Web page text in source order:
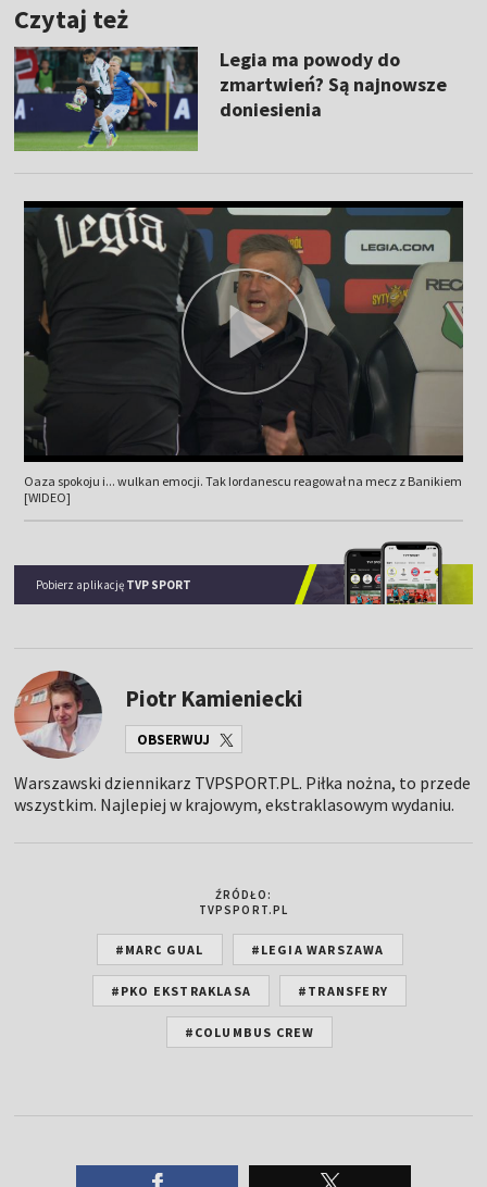
Czytaj też
Legia ma powody do
zmartwień? Są najnowsze
doniesienia
Oaza spokoju i... wulkan emocji. Tak Iordanescu reagował na mecz z Banikiem
[WIDEO]
Pobierz aplikację TVP SPORT
Piotr Kamieniecki
OBSERWUJ
Warszawski dziennikarz TVPSPORT.PL. Piłka nożna, to przede
wszystkim. Najlepiej w krajowym, ekstraklasowym wydaniu.
ŹRÓDŁO:
TVPSPORT.PL
#MARC GUAL #LEGIA WARSZAWA
#PKO EKSTRAKLASA #TRANSFERY
#COLUMBUS CREW